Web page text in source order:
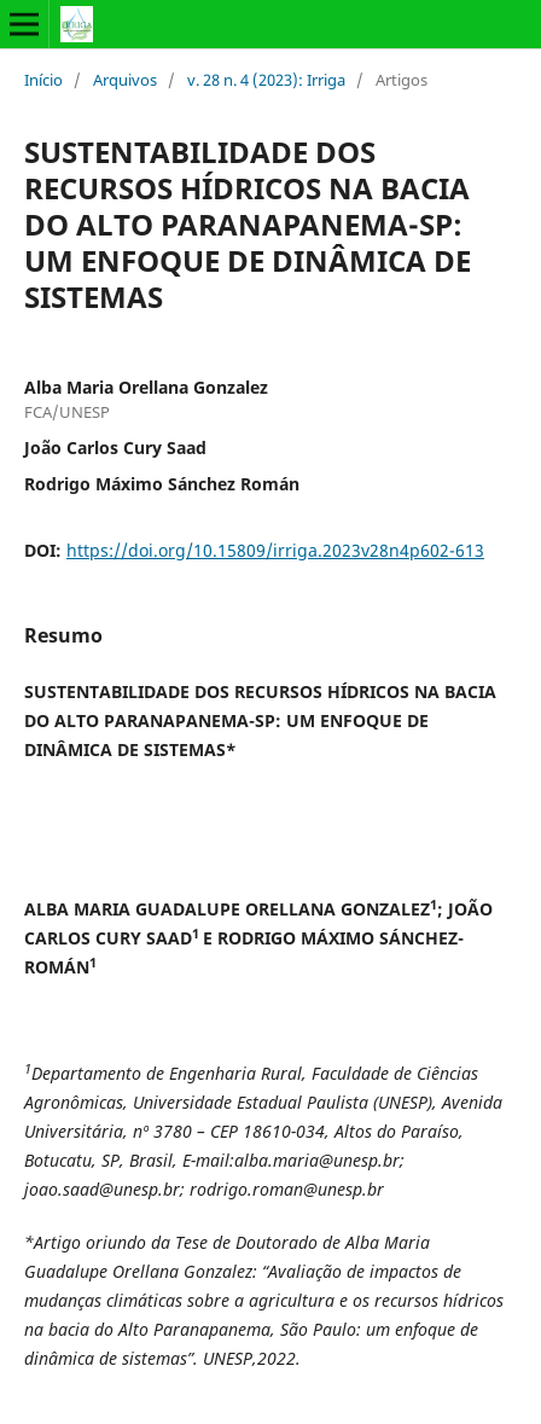
Início / Arquivos / v. 28 n. 4 (2023): Irriga / Artigos
SUSTENTABILIDADE DOS
RECURSOS HÍDRICOS NA BACIA
DO ALTO PARANAPANEMA-SP:
UM ENFOQUE DE DINÂMICA DE
SISTEMAS
Alba Maria Orellana Gonzalez
FCA/UNESP
João Carlos Cury Saad
Rodrigo Máximo Sánchez Román
DOI: https://doi.org/10.15809/irriga.2023v28n4p602-613
Resumo
SUSTENTABILIDADE DOS RECURSOS HÍDRICOS NA BACIA
DO ALTO PARANAPANEMA-SP: UM ENFOQUE DE
DINÂMICA DE SISTEMAS*
ALBA MARIA GUADALUPE ORELLANA GONZALEZ1; JOÃO
CARLOS CURY SAAD1 E RODRIGO MÁXIMO SÁNCHEZ-
ROMÁN1
1Departamento de Engenharia Rural, Faculdade de Ciências
Agronômicas, Universidade Estadual Paulista (UNESP), Avenida
Universitária, nº 3780 – CEP 18610-034, Altos do Paraíso,
Botucatu, SP, Brasil, E-mail:alba.maria@unesp.br;
joao.saad@unesp.br; rodrigo.roman@unesp.br
*Artigo oriundo da Tese de Doutorado de Alba Maria
Guadalupe Orellana Gonzalez: “Avaliação de impactos de
mudanças climáticas sobre a agricultura e os recursos hídricos
na bacia do Alto Paranapanema, São Paulo: um enfoque de
dinâmica de sistemas”. UNESP,2022.